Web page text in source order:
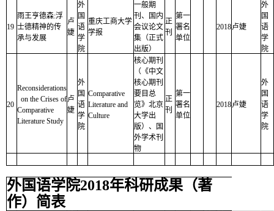
19
雨王亨德森:浮
士德精神的传
承与发展
卢
婕
外
国
语
学
院
重庆工商大学
学报
一般期
刊、国内
会议论文
集（正式
出版）
正
刊
第一
署名
单位
2018卢婕
外
国
语
学
院
20
Reconsiderations
on the Crises of
Comparative
Literature Study
卢
婕
外
国
语
学
院
Comparative
Literature and
Culture
核心期刊
（《中文
核心期刊
要目总
览》北京
大学出
版）、国
外学术刊
物
正
刊
第一
署名
单位
2018卢婕
外
国
语
学
院
外国语学院2018年科研成果（著
作）简表